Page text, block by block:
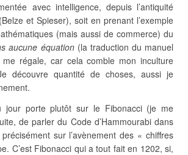
avec intelligence, depuis l’antiquité
et Spieser), soit en prenant l’exemple
(mais aussi de commerce) du
aucune équation(la traduction du manuel
régale, car cela comble mon inculture
découvre quantité de choses, aussi je
jour porte plutôt sur le Fibonacci (je me
de parler du Code d’Hammourabi dans
sur l’avènement des « chiffres
C’est Fibonacci qui a tout fait en 1202, si,